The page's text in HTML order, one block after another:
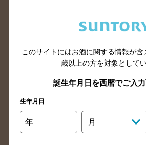
広島県のバー検索
岡山県
島根県のバー検索
徳島
高知県のバー検索
福岡県
長崎県のバー検索
大分県のバー検索
熊本
このサイトにはお酒に関する情報が含
歳以上の方を対象としてい
誕生年月日を西暦でご入力
生年月日
年 月